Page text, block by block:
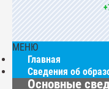
МЕНЮ
Главная
Сведения об
Основные